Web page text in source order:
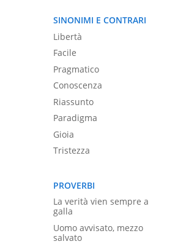
SINONIMI E CONTRARI
Libertà
Facile
Pragmatico
Conoscenza
Riassunto
Paradigma
Gioia
Tristezza
PROVERBI
La verità vien sempre a
galla
Uomo avvisato, mezzo
salvato